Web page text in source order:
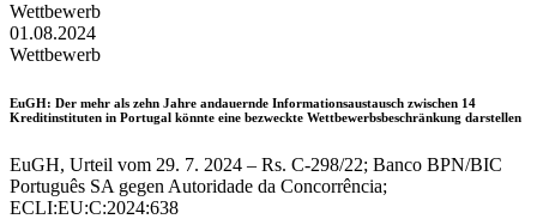
Wettbewerb
01.08.2024
Wettbewerb
EuGH: Der mehr als zehn Jahre andauernde Informationsaustausch zwischen 14
Kreditinstituten in Portugal könnte eine bezweckte Wettbewerbsbeschränkung darstellen
EuGH, Urteil vom 29. 7. 2024 – Rs. C-298/22; Banco BPN/BIC
Português SA gegen Autoridade da Concorrência;
ECLI:EU:C:2024:638